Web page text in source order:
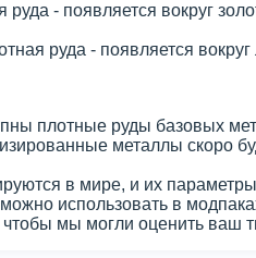
руда - появляется вокруг
руда - появляется
плотные руды базовых
металлы скоро
в мире, и их
использовать в
мы могли оценить ваш